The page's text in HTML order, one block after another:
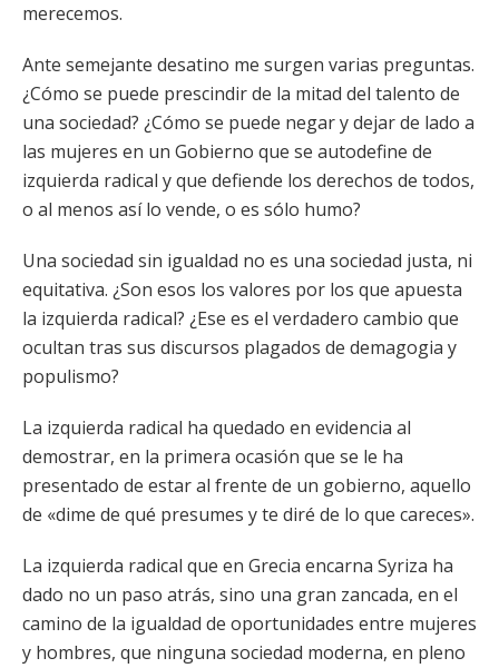
merecemos.
Ante semejante desatino me surgen varias preguntas.
¿Cómo se puede prescindir de la mitad del talento de
una sociedad? ¿Cómo se puede negar y dejar de lado a
las mujeres en un Gobierno que se autodefine de
izquierda radical y que defiende los derechos de todos,
o al menos así lo vende, o es sólo humo?
Una sociedad sin igualdad no es una sociedad justa, ni
equitativa. ¿Son esos los valores por los que apuesta
la izquierda radical? ¿Ese es el verdadero cambio que
ocultan tras sus discursos plagados de demagogia y
populismo?
La izquierda radical ha quedado en evidencia al
demostrar, en la primera ocasión que se le ha
presentado de estar al frente de un gobierno, aquello
de «dime de qué presumes y te diré de lo que careces».
La izquierda radical que en Grecia encarna Syriza ha
dado no un paso atrás, sino una gran zancada, en el
camino de la igualdad de oportunidades entre mujeres
y hombres, que ninguna sociedad moderna, en pleno